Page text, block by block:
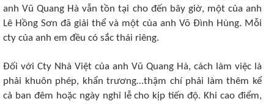
anh Vũ Quang Hà vẫn tồn tại cho đến bây giờ, một của anh
Lê Hồng Sơn đã giải thể và một của anh Võ Đình Hùng. Mỗi
cty của anh em đều có sắc thái riêng.
Đối với Cty Nhà Việt của anh Vũ Quang Hà, cách làm việc là
phải khuôn phép, khẩn trương…thậm chí phải làm thêm kể
cả ban đêm hoặc ngày nghỉ lễ cho kịp tiến độ. Khi cao điểm,